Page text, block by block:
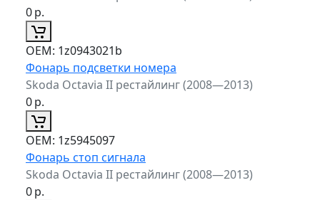
0р.
ОЕМ: 1z0943021b
Фонарь подсветки номера
Skoda Octavia II рестайлинг (2008—2013)
0р.
ОЕМ: 1z5945097
Фонарь стоп сигнала
Skoda Octavia II рестайлинг (2008—2013)
0р.